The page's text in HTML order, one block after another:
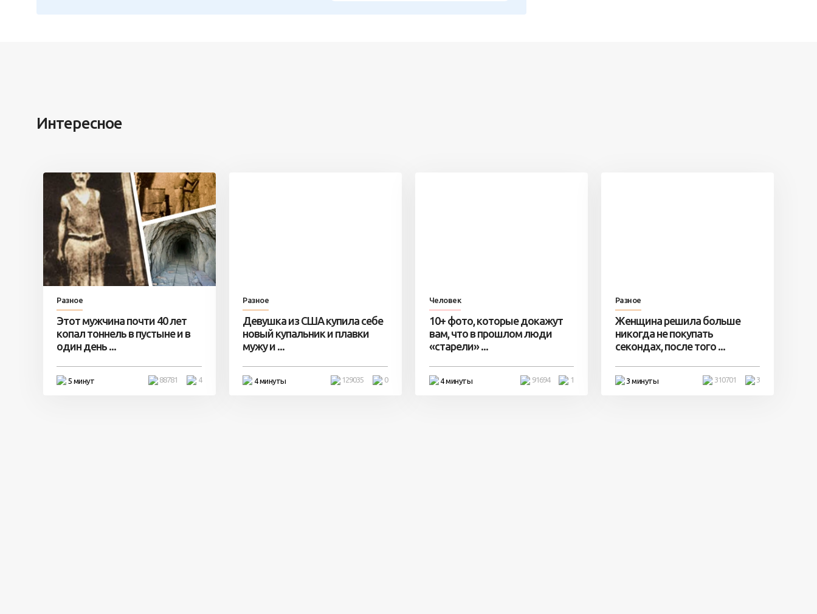
Интересное
Разное
Этот мужчина почти 40 лет
копал тоннель в пустыне и в
один день ...
5 минут 4
88781
Разное
Девушка из США купила себе
новый купальник и плавки
мужу и ...
4 минуты 0
129035
Человек
10+ фото, которые докажут
вам, что в прошлом люди
«старели» ...
4 минуты 1
91694
Разное
Женщина решила больше
никогда не покупать
секондах, после того ...
3 минуты 3
310701